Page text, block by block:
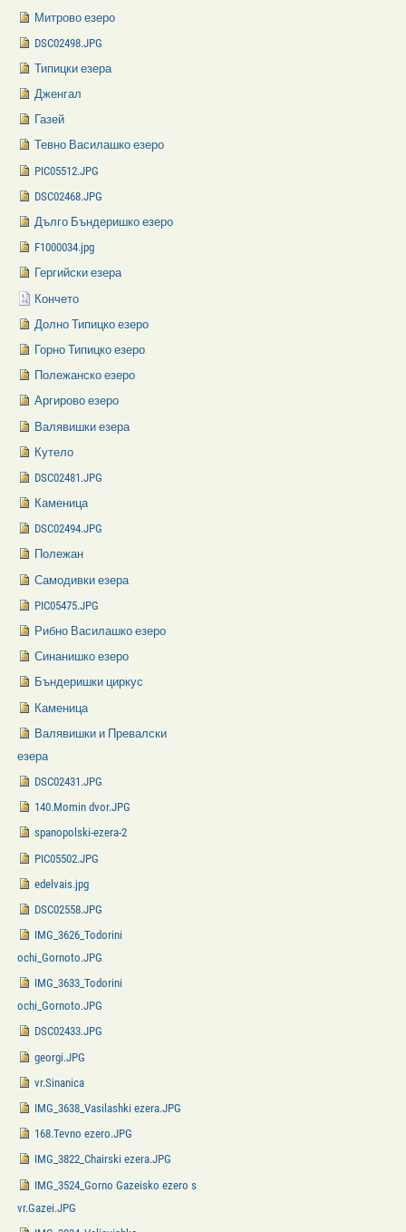
Митрово езеро
DSC02498.JPG
Типицки езера
Дженгал
Газей
Тевно Василашко езеро
PIC05512.JPG
DSC02468.JPG
Дълго Бъндеришко езеро
F1000034.jpg
Гергийски езера
Кончето
Долно Типицко езеро
Горно Типицко езеро
Полежанско езеро
Аргирово езеро
Валявишки езера
Кутело
DSC02481.JPG
Каменица
DSC02494.JPG
Полежан
Самодивки езера
PIC05475.JPG
Рибно Василашко езеро
Синанишко езеро
Бъндеришки циркус
Каменица
Валявишки и Превалски
езера
DSC02431.JPG
140.Momin dvor.JPG
spanopolski-ezera-2
PIC05502.JPG
edelvais.jpg
DSC02558.JPG
IMG_3626_Todorini
ochi_Gornoto.JPG
IMG_3633_Todorini
ochi_Gornoto.JPG
DSC02433.JPG
georgi.JPG
vr.Sinanica
IMG_3638_Vasilashki ezera.JPG
168.Tevno ezero.JPG
IMG_3822_Chairski ezera.JPG
IMG_3524_Gorno Gazeisko ezero s
vr.Gazei.JPG